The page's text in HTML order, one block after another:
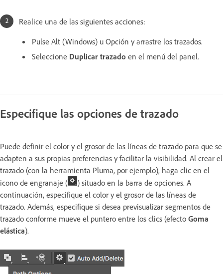
Realice una de las siguientes acciones:
Pulse Alt (Windows) u Opción y arrastre los trazados.
Seleccione Duplicar trazado en el menú del panel.
Especifique las opciones de trazado
Puede definir el color y el grosor de las líneas de trazado para que se
adapten a sus propias preferencias y facilitar la visibilidad. Al crear el
trazado (con la herramienta Pluma, por ejemplo), haga clic en el
icono de engranaje (
) situado en la barra de opciones. A
continuación, especifique el color y el grosor de las líneas de
trazado. Además, especifique si desea previsualizar segmentos de
trazado conforme mueve el puntero entre los clics (efecto Goma
elástica).